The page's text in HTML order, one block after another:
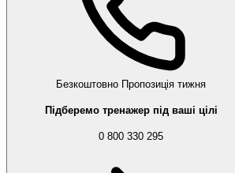
Безкоштовно Пропозиція тижня
Підберемо тренажер під ваші цілі
0 800 330 295